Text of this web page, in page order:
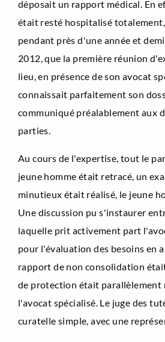
déposait un rapport médical. En
était resté hospitalisé
pendant près d'une année et
2012, que la première réunion
lieu, en présence de son avocat
connaissait parfaitement son
communiqué préalablement aux
parties.
Au cours de l'expertise, tout le
jeune homme était retracé, un
minutieux était réalisé, le jeune
Une discussion pu s'instaurer
laquelle prit activement part
pour l'évaluation des besoins en
rapport de non consolidation
de protection était parallèlement
l'avocat spécialisé. Le juge des
curatelle simple, avec une